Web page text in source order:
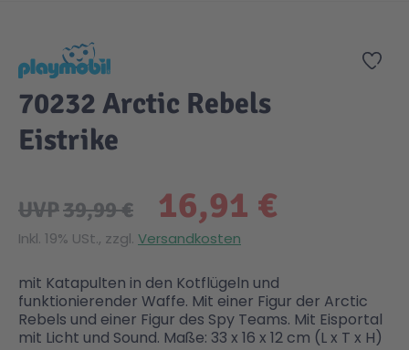
Gesundheit & Pflege
Sicherheit
Kinder- & Jugendbücher
Krimi / Thriller
Sachbücher / Wissen
Zeit & Reise
Kreativ Spielwaren
Kuscheltiere
Puzzle & Legespiele
Holzspielwaren
Elektronische Spielwaren
Creator
DC Comics™ Super Heroes
DUPLO®
Friends
Jurassic World™
City Life
Country
Family Fun
Figures
Fun Stars
Zur
70232 Arctic Rebels
Eistrike
16,91 €
UVP39,99 €
Inkl. 19% USt., zzgl. Versandkosten
mit Katapulten in den Kotflügeln und
funktionierender Waffe. Mit einer Figur der Arctic
Rebels und einer Figur des Spy Teams. Mit Eisportal
mit Licht und Sound. Maße: 33 x 16 x 12 cm (L x T x H)